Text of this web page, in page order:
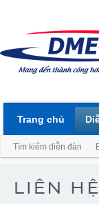
Trang chủ
Tìm kiếm diễn đàn